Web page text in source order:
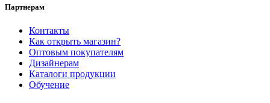
Партнерам
Контакты
Как открыть магазин?
Оптовым покупателям
Дизайнерам
Каталоги продукции
Обучение